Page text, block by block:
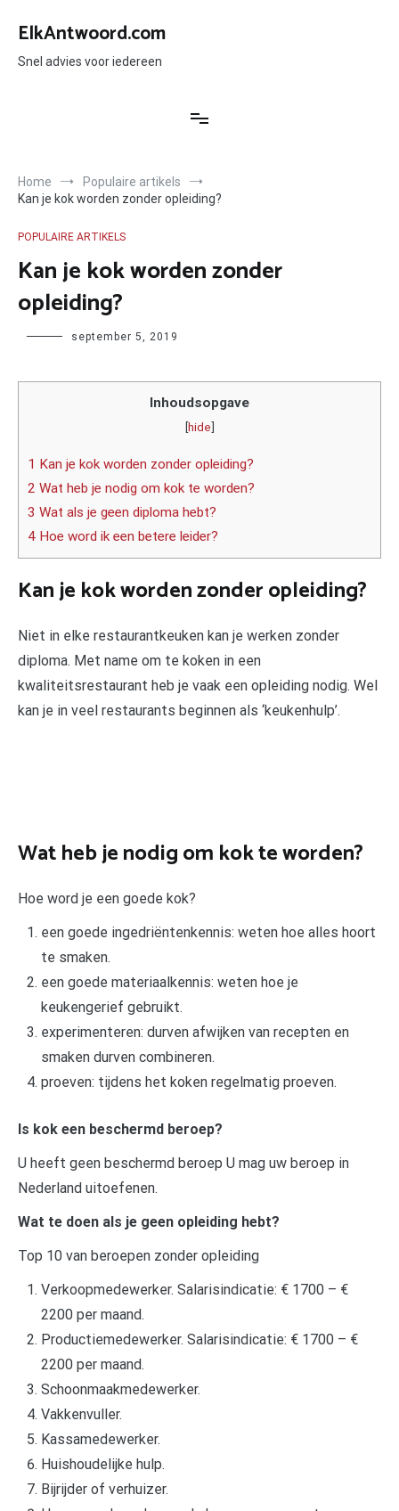
naar
inhoud
ElkAntwoord.com
Snel advies voor iedereen
Home
Populaire artikels
Kan je kok worden zonder opleiding?
POPULAIRE ARTIKELS
Kan je kok worden zonder
opleiding?
Author september 5, 2019
Inhoudsopgave
[hide]
1 Kan je kok worden zonder opleiding?
2 Wat heb je nodig om kok te worden?
3 Wat als je geen diploma hebt?
4 Hoe word ik een betere leider?
Kan je kok worden zonder opleiding?
Niet in elke restaurantkeuken kan je werken zonder
diploma. Met name om te koken in een
kwaliteitsrestaurant heb je vaak een opleiding nodig. Wel
kan je in veel restaurants beginnen als ‘keukenhulp’.
Wat heb je nodig om kok te worden?
Hoe word je een goede kok?
een goede ingedriëntenkennis: weten hoe alles hoort
te smaken.
een goede materiaalkennis: weten hoe je
keukengerief gebruikt.
experimenteren: durven afwijken van recepten en
smaken durven combineren.
proeven: tijdens het koken regelmatig proeven.
Is kok een beschermd beroep?
U heeft geen beschermd beroep U mag uw beroep in
Nederland uitoefenen.
Wat te doen als je geen opleiding hebt?
Top 10 van beroepen zonder opleiding
Verkoopmedewerker. Salarisindicatie: € 1700 – €
2200 per maand.
Productiemedewerker. Salarisindicatie: € 1700 – €
2200 per maand.
Schoonmaakmedewerker.
Vakkenvuller.
Kassamedewerker.
Huishoudelijke hulp.
Bijrijder of verhuizer.